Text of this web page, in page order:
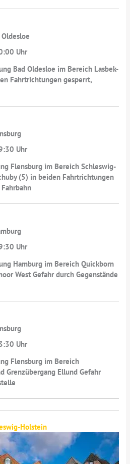
Uhr
Bad Oldesloe im Bereich Lasbek-
Fahrtrichtungen gesperrt,
Uhr
Flensburg im Bereich Schleswig-
(5) in beiden Fahrtrichtungen
Uhr
Hamburg im Bereich Quickborn
West Gefahr durch Gegenstände
Uhr
Flensburg im Bereich
Grenzübergang Ellund Gefahr
Holstein